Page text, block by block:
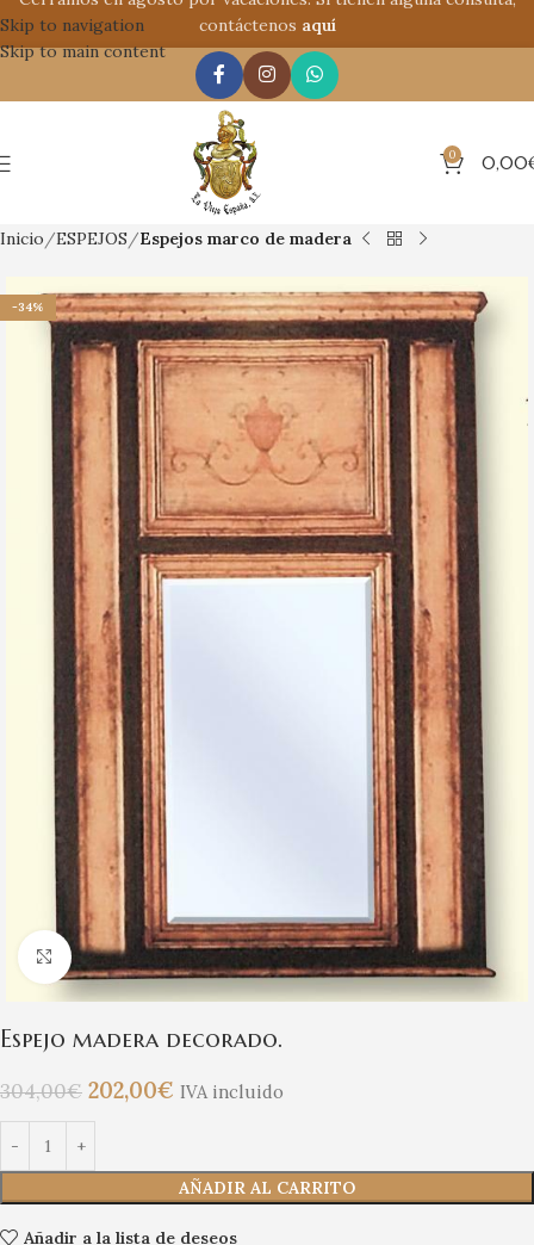
Skip to navigation
Skip to main content
0 0,00
Inicio ESPEJOS Espejos marco de madera
-34%
Clic para ampliar
Espejo madera decorado.
304,00€ 202,00€ IVA incluido
AÑADIR AL CARRITO
Añadir a la lista de deseos
contáctenos aquí